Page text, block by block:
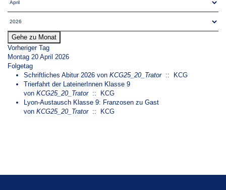
Gehe zu Monat
Vorheriger Tag
Montag 20 April 2026
Folgetag
Schriftliches Abitur 2026 von KCG25_20_Trator:: KCG
Trierfahrt der LateinerInnen Klasse 9
von KCG25_20_Trator:: KCG
Lyon-Austausch Klasse 9: Franzosen zu Gast
von KCG25_20_Trator:: KCG